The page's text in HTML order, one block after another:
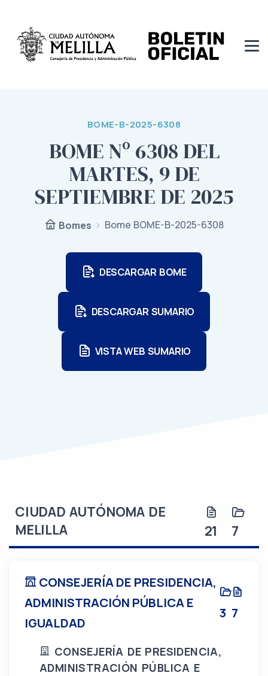
BOME-B-2025-6308
BOME Nº 6308 DEL
MARTES, 9 DE
SEPTIEMBRE DE 2025
Bomes Bome BOME-B-2025-6308
DESCARGAR BOME
DESCARGAR SUMARIO
VISTA WEB SUMARIO
CIUDAD AUTÓNOMA DE
MELILLA
21 7
CONSEJERÍA DE PRESIDENCIA,
ADMINISTRACIÓN PÚBLICA E
IGUALDAD
3 7
CONSEJERÍA DE PRESIDENCIA,
ADMINISTRACIÓN PÚBLICA E